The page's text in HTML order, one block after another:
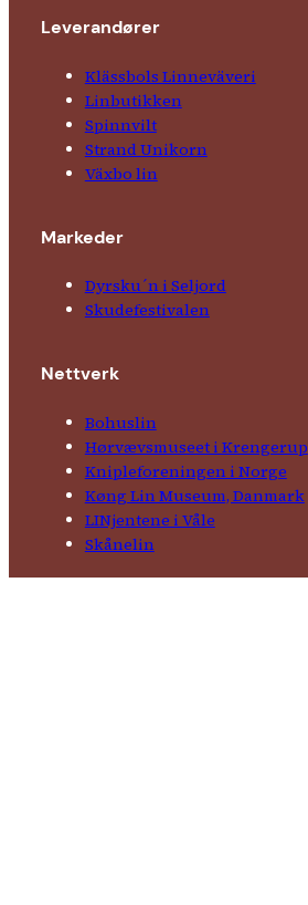
Leverandører
Klässbols Linne­väveri
Linbutikken
Spinnvilt
Strand Unikorn
Växbo lin
Markeder
Dyrsku´n i Seljord
Skude­fes­tivalen
Nettverk
Bohuslin
Hørvævs­museet i Krengerup
Kniple­foreningen i Norge
Køng Lin Museum, Danmark
LINjentene i Våle
Skånelin